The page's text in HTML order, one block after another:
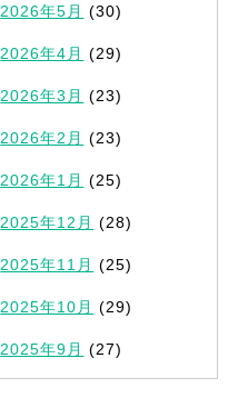
2026年5月 (30)
2026年4月 (29)
2026年3月 (23)
2026年2月 (23)
2026年1月 (25)
2025年12月 (28)
2025年11月 (25)
2025年10月 (29)
2025年9月 (27)